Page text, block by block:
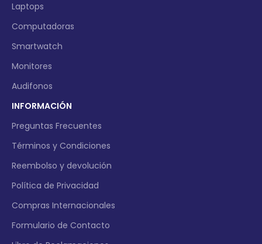
Laptops
Computadoras
Smartwatch
Monitores
Audifonos
INFORMACIÓN
Preguntas Frecuentes
Términos y Condiciones
Reembolso y devolución
Política de Privacidad
Compras Internacionales
Formulario de Contacto